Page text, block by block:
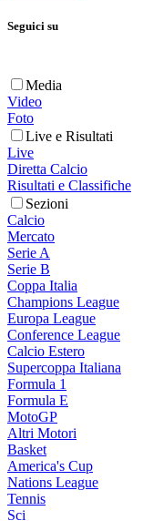
Seguici su
Media
Video
Foto
Live e Risultati
Live
Diretta Calcio
Risultati e Classifiche
Sezioni
Calcio
Mercato
Serie A
Serie B
Coppa Italia
Champions League
Europa League
Conference League
Calcio Estero
Supercoppa Italiana
Formula 1
Formula E
MotoGP
Altri Motori
Basket
America's Cup
Nations League
Tennis
Sci